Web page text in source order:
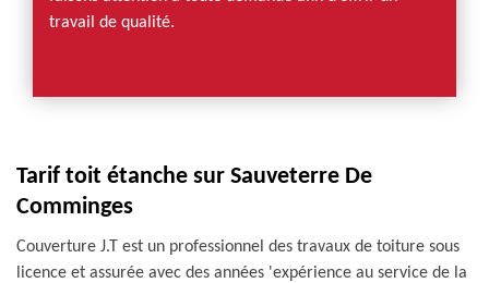
travail de qualité.
Tarif toit étanche sur Sauveterre De
Comminges
Couverture J.T est un professionnel des travaux de toiture sous
licence et assurée avec des années 'expérience au service de la